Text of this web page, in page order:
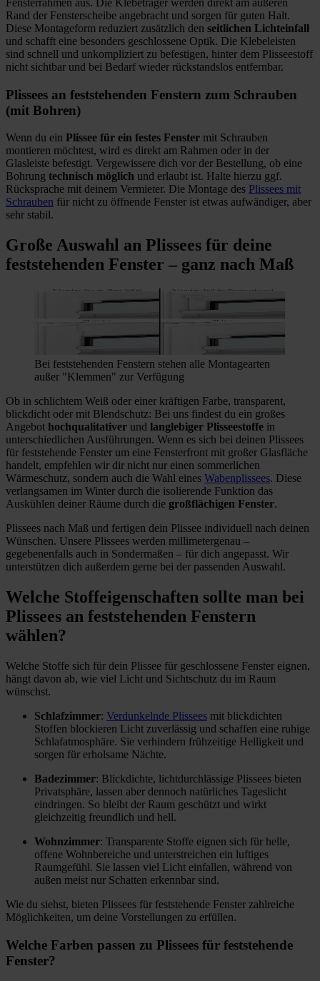
Rand der Fensterscheibe angebracht und sorgen für guten Halt.
Diese Montageform reduziert zusätzlich den seitlichen Lichteinfall
und schafft eine besonders geschlossene Optik. Die Klebeleisten
sind schnell und unkompliziert zu befestigen, hinter dem Plisseestoff
nicht sichtbar und bei Bedarf wieder rückstandslos entfernbar.
Plissees an feststehenden Fenstern zum Schrauben
(mit Bohren)
Wenn du ein Plissee für ein festes Fenster mit Schrauben
montieren möchtest, wird es direkt am Rahmen oder in der
Glasleiste befestigt. Vergewissere dich vor der Bestellung, ob eine
Bohrung technisch möglich und erlaubt ist. Halte hierzu ggf.
Rücksprache mit deinem Vermieter. Die Montage des Plissees mit
Schrauben für nicht zu öffnende Fenster ist etwas aufwändiger, aber
sehr stabil.
Große Auswahl an Plissees für deine
feststehenden Fenster – ganz nach Maß
Bei feststehenden Fenstern stehen alle Montagearten
außer "Klemmen" zur Verfügung
Ob in schlichtem Weiß oder einer kräftigen Farbe, transparent,
blickdicht oder mit Blendschutz: Bei uns findest du ein großes
Angebot hochqualitativer und langlebiger Plisseestoffe in
unterschiedlichen Ausführungen. Wenn es sich bei deinen Plissees
für feststehende Fenster um eine Fensterfront mit großer Glasfläche
handelt, empfehlen wir dir nicht nur einen sommerlichen
Wärmeschutz, sondern auch die Wahl eines Wabenplissees. Diese
verlangsamen im Winter durch die isolierende Funktion das
Auskühlen deiner Räume durch die großflächigen Fenster.
Plissees nach Maß und fertigen dein Plissee individuell nach deinen
Wünschen. Unsere Plissees werden millimetergenau –
gegebenenfalls auch in Sondermaßen – für dich angepasst. Wir
unterstützen dich außerdem gerne bei der passenden Auswahl.
Welche Stoffeigenschaften sollte man bei
Plissees an feststehenden Fenstern
wählen?
Welche Stoffe sich für dein Plissee für geschlossene Fenster eignen,
hängt davon ab, wie viel Licht und Sichtschutz du im Raum
wünschst.
Schlafzimmer: Verdunkelnde Plissees mit blickdichten
Stoffen blockieren Licht zuverlässig und schaffen eine ruhige
Schlafatmosphäre. Sie verhindern frühzeitige Helligkeit und
sorgen für erholsame Nächte.
Badezimmer: Blickdichte, lichtdurchlässige Plissees bieten
Privatsphäre, lassen aber dennoch natürliches Tageslicht
eindringen. So bleibt der Raum geschützt und wirkt
gleichzeitig freundlich und hell.
Wohnzimmer: Transparente Stoffe eignen sich für helle,
offene Wohnbereiche und unterstreichen ein luftiges
Raumgefühl. Sie lassen viel Licht einfallen, während von
außen meist nur Schatten erkennbar sind.
Wie du siehst, bieten Plissees für feststehende Fenster zahlreiche
Möglichkeiten, um deine Vorstellungen zu erfüllen.
Welche Farben passen zu Plissees für feststehende
Fenster?